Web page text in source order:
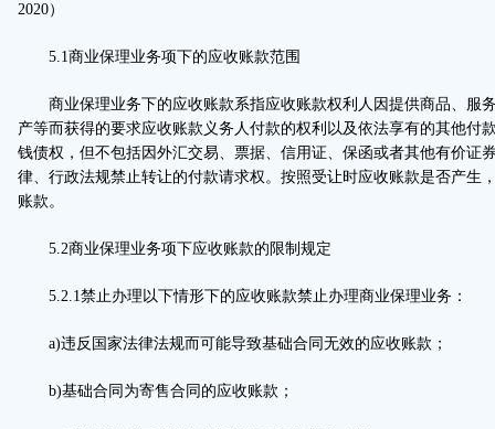
2020）
5.1商业保理业务项下的应收账款范围
商业保理业务下的应收账款系指应收账款权利人因提供商品、服
产等而获得的要求应收账款义务人付款的权利以及依法享有的其他付
钱债权，但不包括因外汇交易、票据、信用证、保函或者其他有价证
律、行政法规禁止转让的付款请求权。按照受让时应收账款是否产生
账款。
5.2商业保理业务项下应收账款的限制规定
5.2.1禁止办理以下情形下的应收账款禁止办理商业保理业务：
a)违反国家法律法规而可能导致基础合同无效的应收账款；
b)基础合同为寄售合同的应收账款；